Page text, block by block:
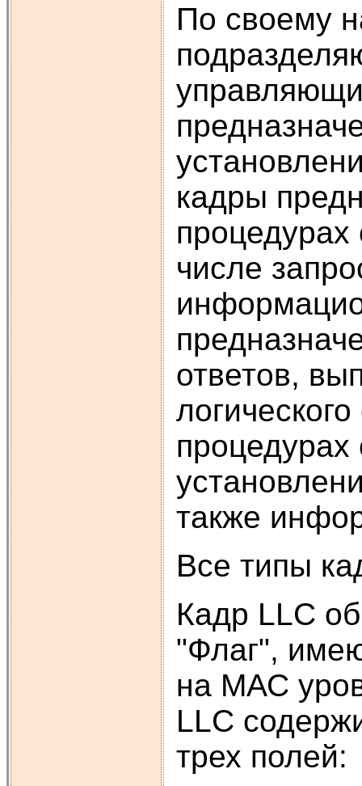
По своему
кадры
процедурах
числе
ответов,
процедурах
также
Все типы
Кадр LLC
"Флаг",
на МАС
LLC
трех полей: